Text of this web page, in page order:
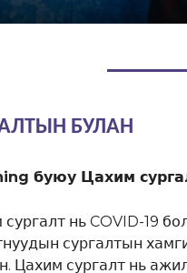
БУЛАН
буюу Цахим
сургалт нь COVID-19
сургалтын
Цахим сургалт нь